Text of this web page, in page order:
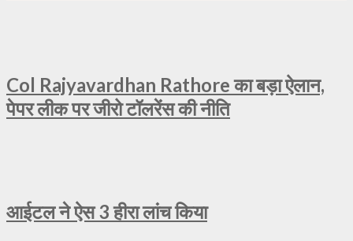
Col Rajyavardhan Rathore का बड़ा ऐलान,
पेपर लीक पर जीरो टॉलरेंस की नीति
आईटल ने ऐस 3 हीरा लांच किया